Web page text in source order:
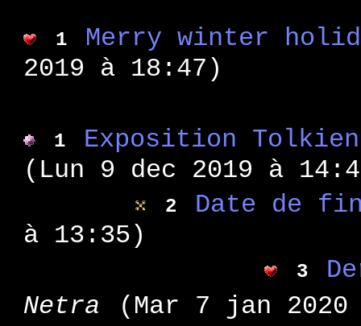
WA 68 :
WA 67:
WA 63:
WA 62 :
WA 61 : le
WA 60:
WA 58:
WA 56:
1
Merry winter
2019 à 18:47)
1
Exposition
(Lun 9 dec 2019 à
2
Date de
à 13:35)
3
Netra
(Mar 7 jan